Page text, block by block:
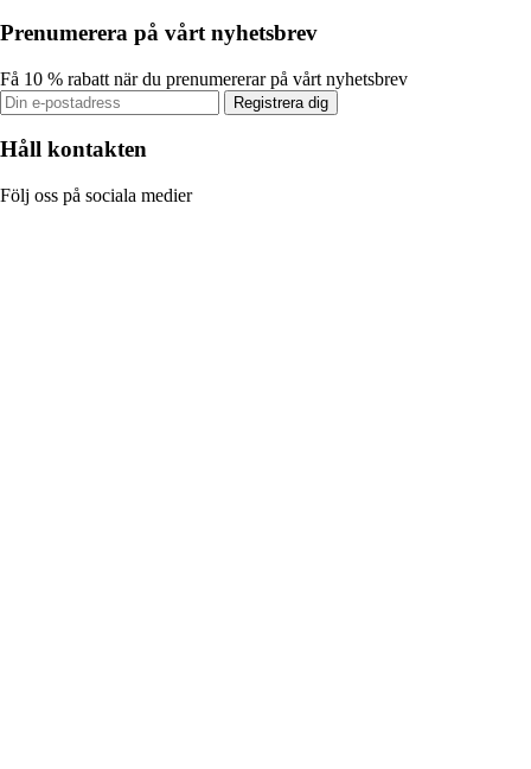
Prenumerera på vårt nyhetsbrev
Få 10 % rabatt när du prenumererar på vårt nyhetsbrev
Registrera dig
Håll kontakten
Följ oss på sociala medier